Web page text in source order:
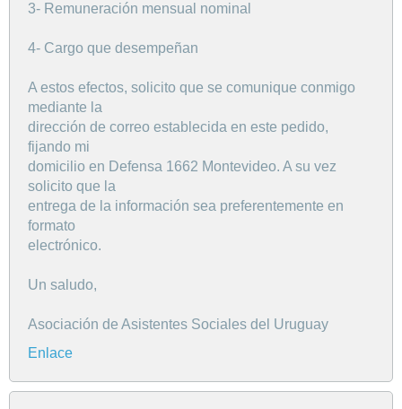
3- Remuneración mensual nominal
4- Cargo que desempeñan
A estos efectos, solicito que se comunique conmigo
mediante la
dirección de correo establecida en este pedido,
fijando mi
domicilio en Defensa 1662 Montevideo. A su vez
solicito que la
entrega de la información sea preferentemente en
formato
electrónico.
Un saludo,
Asociación de Asistentes Sociales del Uruguay
Enlace